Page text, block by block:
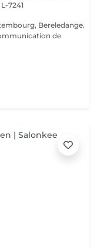
7241
Bereledange.
de